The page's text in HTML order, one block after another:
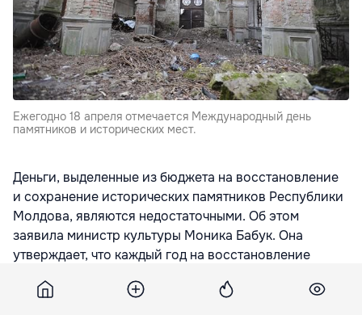
Ежегодно 18 апреля отмечается Международный день
памятников и исторических мест.
Деньги, выделенные из бюджета на восстановление
и сохранение исторических памятников Республики
Молдова, являются недостаточными. Об этом
заявила министр культуры Моника Бабук. Она
утверждает, что каждый год на восстановление
бюджета не более чем несколько миллионов леев,